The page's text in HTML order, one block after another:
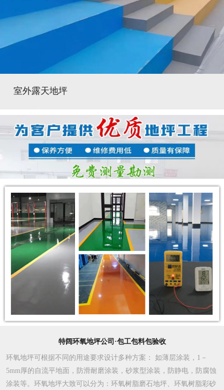
室外露天地坪
特阔环氧地坪公司·包工包料包验收
环氧地坪可根据不同的用途要求设计多种方案 ： 如薄层涂装，1－
5mm厚的自流平地面，防滑耐磨涂装，砂浆型涂装，防静电，防腐蚀
涂装等。环氧地坪大致可以分为：环氧树脂磨石地坪、环氧树脂彩砂